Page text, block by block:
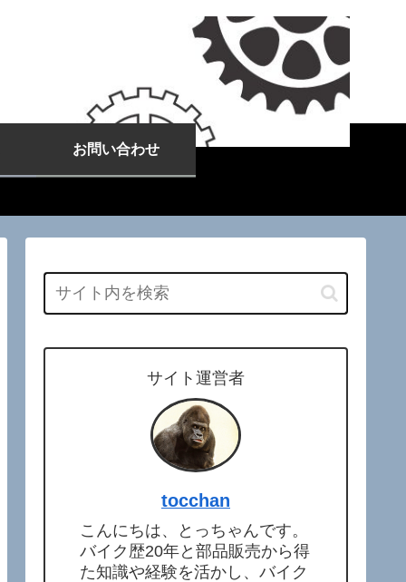
お問い合わせ
サイト運営者
tocchan
こんにちは、とっちゃんです。
バイク歴20年と部品販売から得
た知識や経験を活かし、バイク